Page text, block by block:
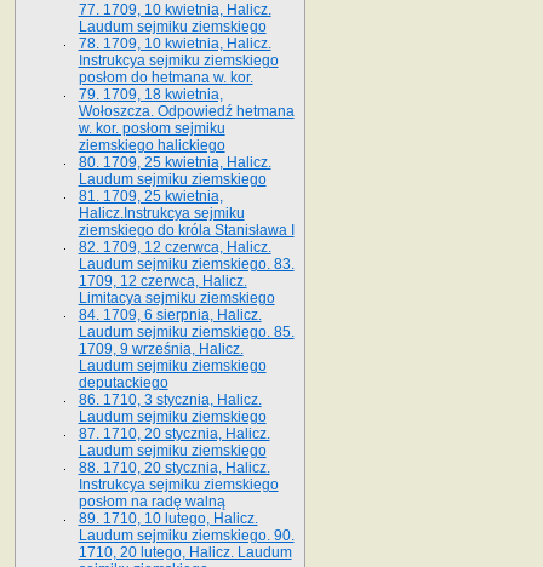
77. 1709, 10 kwietnia, Halicz.
Laudum sejmiku ziemskiego
78. 1709, 10 kwietnia, Halicz.
Instrukcya sejmiku ziemskiego
posłom do hetmana w. kor.
79. 1709, 18 kwietnia,
Wołoszcza. Odpowiedź hetmana
w. kor. posłom sejmiku
ziemskiego halickiego
80. 1709, 25 kwietnia, Halicz.
Laudum sejmiku ziemskiego
81. 1709, 25 kwietnia,
Halicz.Instrukcya sejmiku
ziemskiego do króla Stanisława I
82. 1709, 12 czerwca, Halicz.
Laudum sejmiku ziemskiego. 83.
1709, 12 czerwca, Halicz.
Limitacya sejmiku ziemskiego
84. 1709, 6 sierpnia, Halicz.
Laudum sejmiku ziemskiego. 85.
1709, 9 września, Halicz.
Laudum sejmiku ziemskiego
deputackiego
86. 1710, 3 stycznia, Halicz.
Laudum sejmiku ziemskiego
87. 1710, 20 stycznia, Halicz.
Laudum sejmiku ziemskiego
88. 1710, 20 stycznia, Halicz.
Instrukcya sejmiku ziemskiego
posłom na radę walną
89. 1710, 10 lutego, Halicz.
Laudum sejmiku ziemskiego. 90.
1710, 20 lutego, Halicz. Laudum